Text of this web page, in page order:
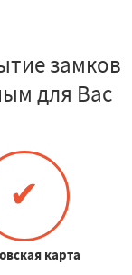
замков
для Вас
✔
карта